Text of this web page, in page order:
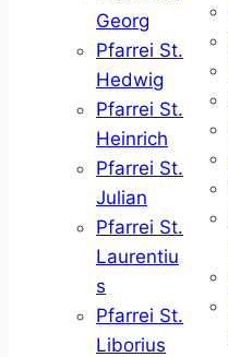
Georg
Pfarrei St.
Hedwig
Pfarrei St.
Heinrich
Pfarrei St.
Julian
Pfarrei St.
Laurentiu
s
Pfarrei St.
Liborius